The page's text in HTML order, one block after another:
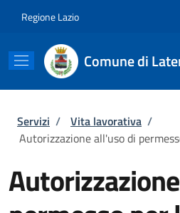
Regione Lazio
Comune di
Briciole di pane
Servizi / Vita lavorativa /
Autorizzazione all'uso di